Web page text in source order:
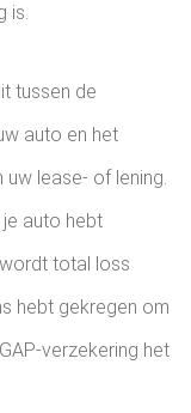
is.
tussen de
auto en het
lease- of lening.
auto hebt
total loss
hebt gekregen om
verzekering het